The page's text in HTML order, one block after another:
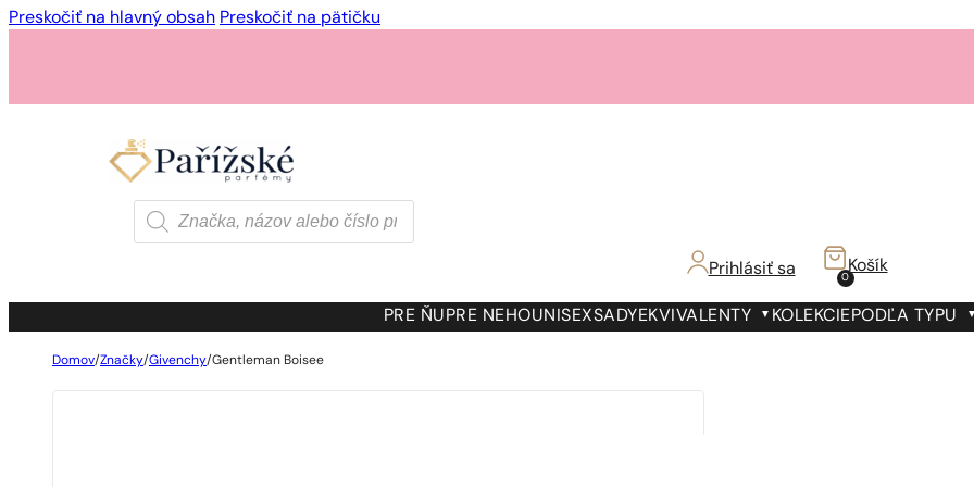
Preskočiť na hlavný obsah Preskočiť na pätičku
Products
search
Prihlásiť sa 0
Košík
PRE ŇU PRE NEHOUNISEXSADY EKVIVALENTY KOLEKCIEPODĽA TYPU
Domov/Značky/Givenchy/Gentleman Boisee